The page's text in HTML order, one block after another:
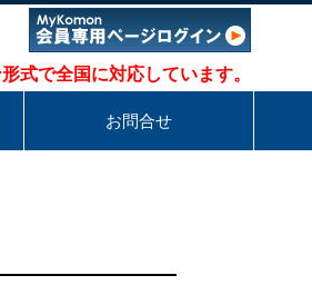
式で全国に対応しています。
お問合せ